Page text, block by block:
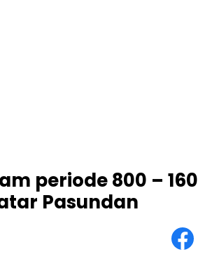
periode 800 –
Pasundan